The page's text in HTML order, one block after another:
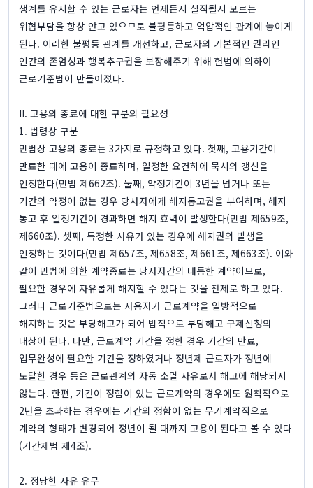
생계를 유지할 수 있는 근로자는 언제든지 실직될지 모르는
위협부담을 항상 안고 있으므로 불평등하고 억압적인 관계에 놓이게
된다. 이러한 불평등 관계를 개선하고, 근로자의 기본적인 권리인
인간의 존엄성과 행복추구권을 보장해주기 위해 헌법에 의하여
근로기준법이 만들어졌다.
II. 고용의 종료에 대한 구분의 필요성
1. 법령상 구분
민법상 고용의 종료는 3가지로 규정하고 있다. 첫째, 고용기간이
만료한 때에 고용이 종료하며, 일정한 요건하에 묵시의 갱신을
인정한다(민법 제662조). 둘째, 약정기간이 3년을 넘거나 또는
기간의 약정이 없는 경우 당사자에게 해지통고권을 부여하며, 해지
통고 후 일정기간이 경과하면 해지 효력이 발생한다(민법 제659조,
제660조). 셋째, 특정한 사유가 있는 경우에 해지권의 발생을
인정하는 것이다(민법 제657조, 제658조, 제661조, 제663조). 이와
같이 민법에 의한 계약종료는 당사자간의 대등한 계약이므로,
필요한 경우에 자유롭게 해지할 수 있다는 것을 전제로 하고 있다.
그러나 근로기준법으로는 사용자가 근로계약을 일방적으로
해지하는 것은 부당해고가 되어 법적으로 부당해고 구제신청의
대상이 된다. 다만, 근로계약 기간을 정한 경우 기간의 만료,
업무완성에 필요한 기간을 정하였거나 정년제 근로자가 정년에
도달한 경우 등은 근로관계의 자동 소멸 사유로서 해고에 해당되지
않는다. 한편, 기간이 정함이 있는 근로계약의 경우에도 원칙적으로
2년을 초과하는 경우에는 기간의 정함이 없는 무기계약직으로
계약의 형태가 변경되어 정년이 될 때까지 고용이 된다고 볼 수 있다
(기간제법 제4조).
2. 정당한 사유 유무